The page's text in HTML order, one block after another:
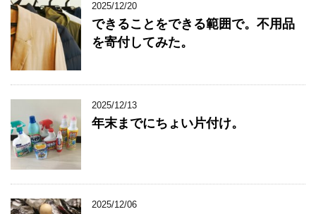
2025/12/20
できることをできる範囲で。不用品
を寄付してみた。
2025/12/13
年末までにちょい片付け。
2025/12/06